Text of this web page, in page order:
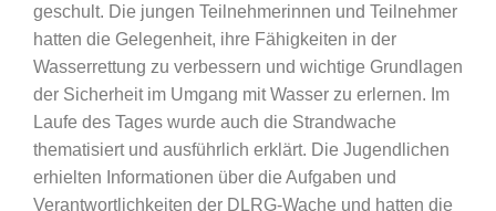
geschult. Die jungen Teilnehmerinnen und Teilnehmer
hatten die Gelegenheit, ihre Fähigkeiten in der
Wasserrettung zu verbessern und wichtige Grundlagen
der Sicherheit im Umgang mit Wasser zu erlernen. Im
Laufe des Tages wurde auch die Strandwache
thematisiert und ausführlich erklärt. Die Jugendlichen
erhielten Informationen über die Aufgaben und
Verantwortlichkeiten der DLRG-Wache und hatten die